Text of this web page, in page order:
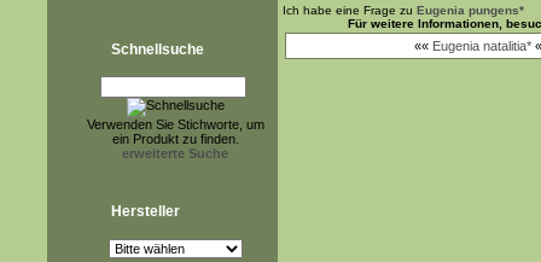
Schnellsuche
Verwenden Sie Stichworte, um
ein Produkt zu finden.
erweiterte Suche
Hersteller
Ich habe eine Frage zu Eugenia pungens*
Für weitere Informationen,
«« Eugenia natalitia*